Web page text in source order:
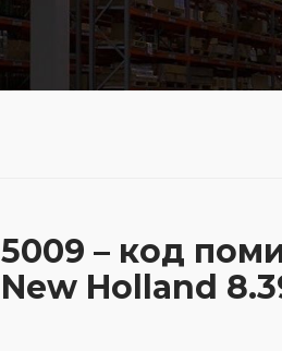
5009 – код
New Holland